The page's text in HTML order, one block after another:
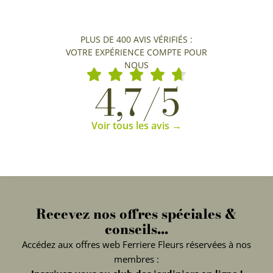
PLUS DE 400 AVIS VÉRIFIÉS :
VOTRE EXPÉRIENCE COMPTE POUR
NOUS
4,7/5
Voir tous les avis →
Recevez nos offres spéciales &
conseils...
Accédez aux offres web Ferriere Fleurs réservées à nos
membres :